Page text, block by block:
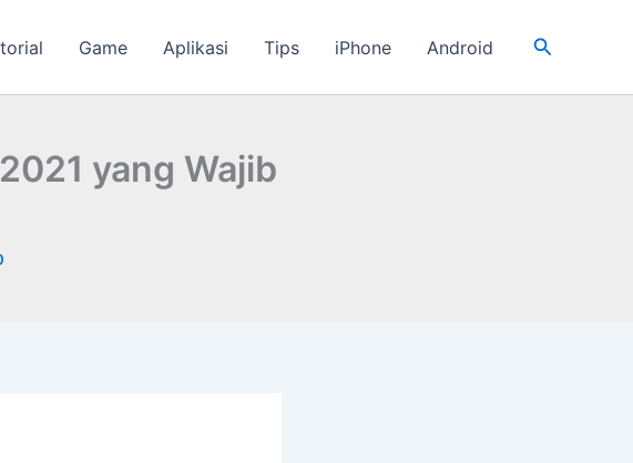
Game Aplikasi Tips iPhone Android Cari
yang Wajib